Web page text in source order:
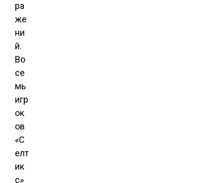
ра
же
ни
й.
Во
се
мь
игр
ок
ов
«С
елт
ик
с»